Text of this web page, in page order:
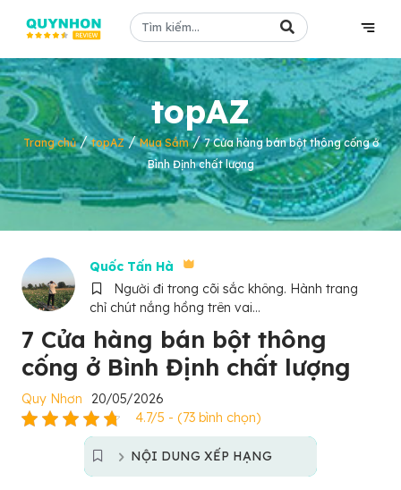
topAZ
Trang chủ/topAZ/Mua Sắm/7 Cửa hàng bán bột thông cống ở
Bình Định chất lượng
Quốc Tấn Hà
Người đi trong cõi sắc không. Hành trang
chỉ chút nắng hồng trên vai...
7 Cửa hàng bán bột thông
cống ở Bình Định chất lượng
Quy Nhơn
20/05/2026
4.7/5 - (73 bình chọn)
NỘI DUNG XẾP HẠNG